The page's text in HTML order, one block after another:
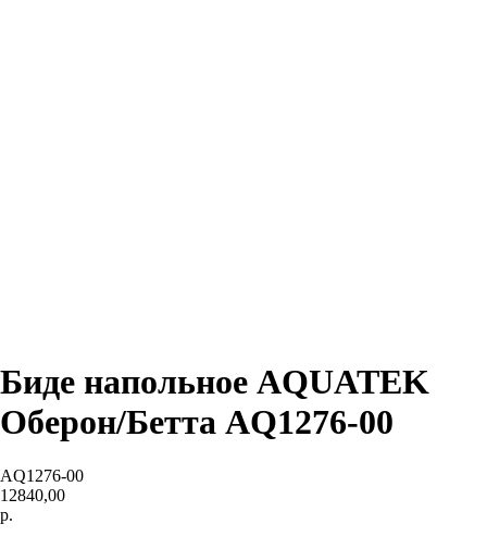
Биде напольное AQUATEK
Оберон/Бетта AQ1276-00
AQ1276-00
12840,00
р.